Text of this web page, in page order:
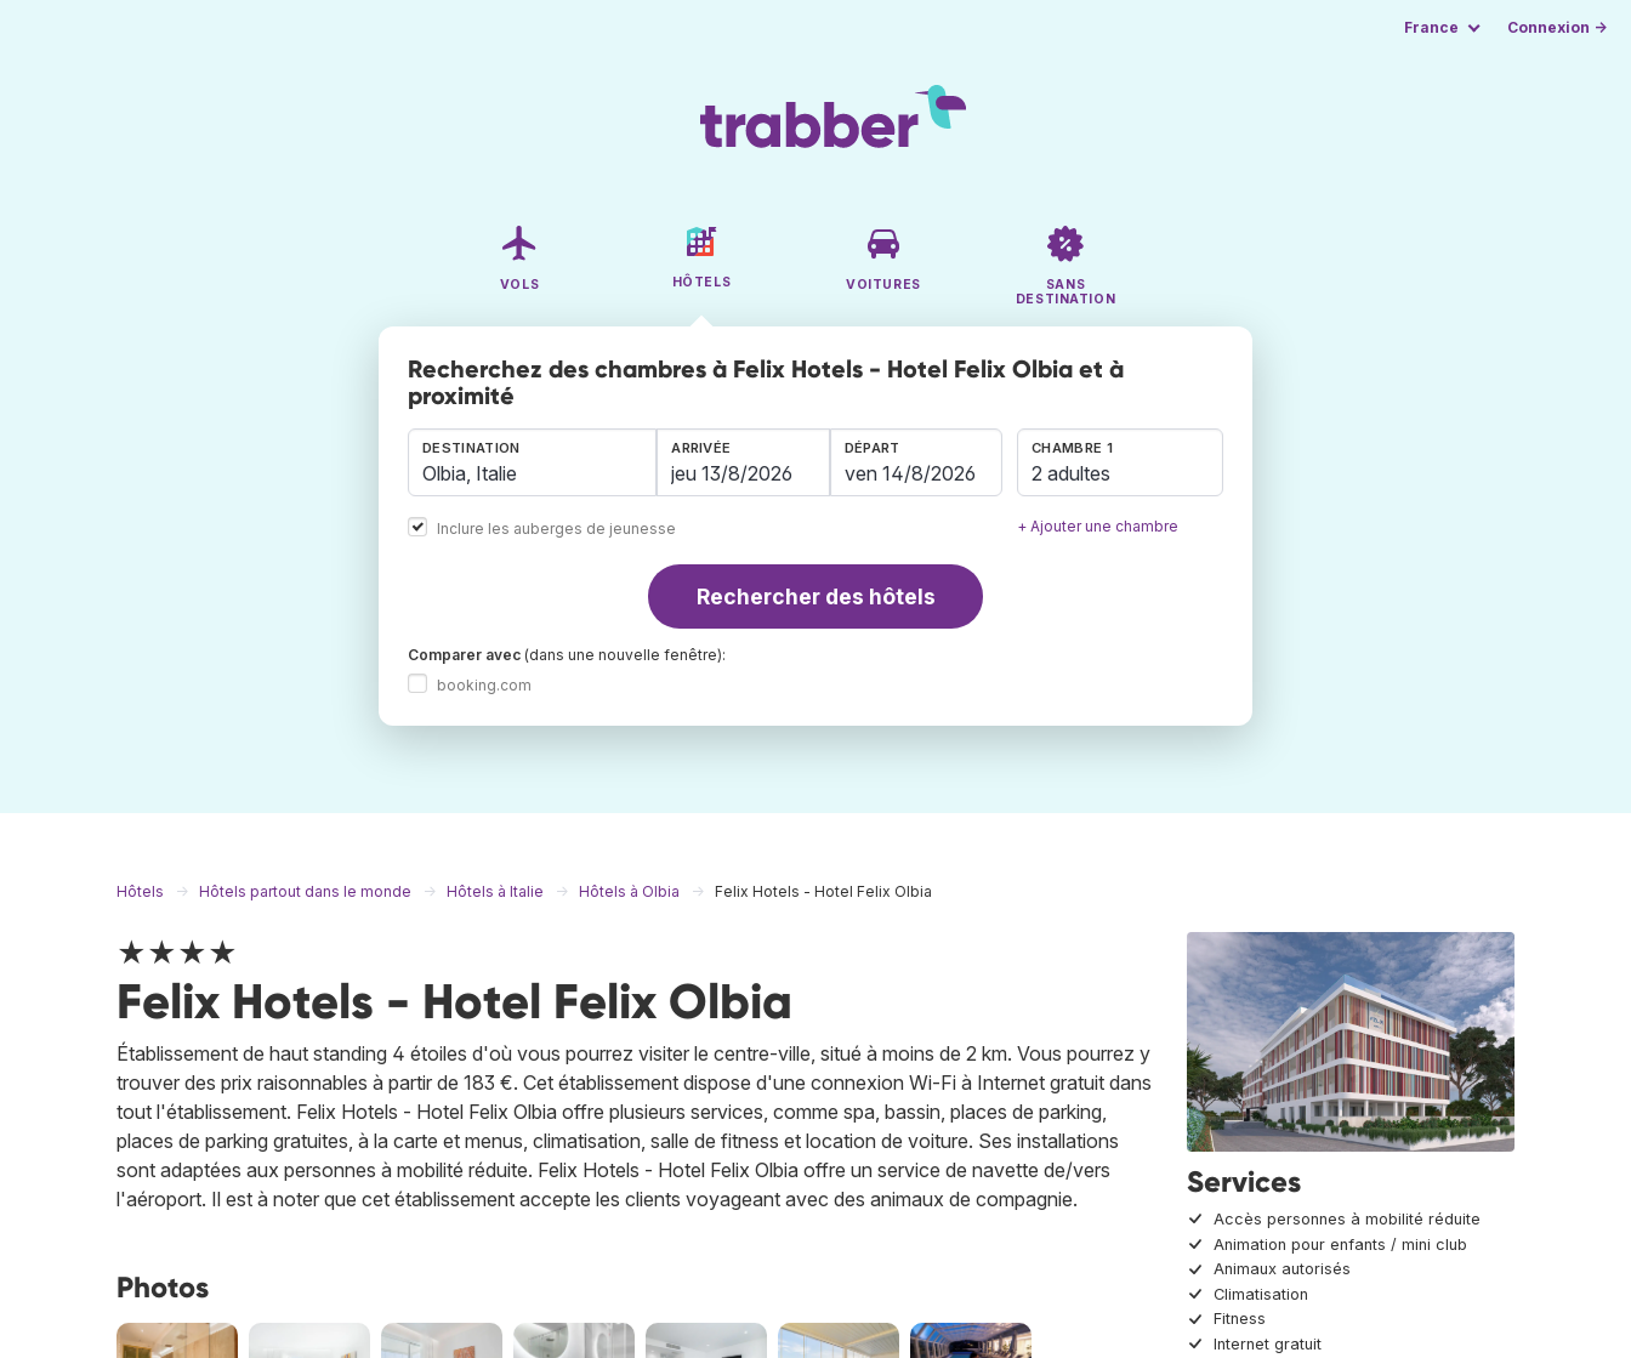
France Connexion →
VOLS HÔTELS VOITURES
SANS
DESTINATION
Recherchez des chambres à Felix Hotels - Hotel Felix Olbia et à
proximité
DESTINATION
Inclure les auberges de jeunesse
ARRIVÉE DÉPART CHAMBRE 1
2 adultes
+ Ajouter une chambre
Rechercher des hôtels
Comparer avec (dans une nouvelle fenêtre):
booking.com
Hôtels Hôtels partout dans le monde Hôtels à Italie Hôtels à Olbia Felix Hotels - Hotel Felix Olbia
★★★★
Felix Hotels - Hotel Felix Olbia
Établissement de haut standing 4 étoiles d'où vous pourrez visiter le centre-ville, situé à moins de 2 km. Vous pourrez y
trouver des prix raisonnables à partir de 183 €. Cet établissement dispose d'une connexion Wi-Fi à Internet gratuit dans
tout l'établissement. Felix Hotels - Hotel Felix Olbia offre plusieurs services, comme spa, bassin, places de parking,
places de parking gratuites, à la carte et menus, climatisation, salle de fitness et location de voiture. Ses installations
sont adaptées aux personnes à mobilité réduite. Felix Hotels - Hotel Felix Olbia offre un service de navette de/vers
l'aéroport. Il est à noter que cet établissement accepte les clients voyageant avec des animaux de compagnie.
Photos
Services
Accès personnes à mobilité réduite
Animation pour enfants / mini club
Animaux autorisés
Climatisation
Fitness
Internet gratuit